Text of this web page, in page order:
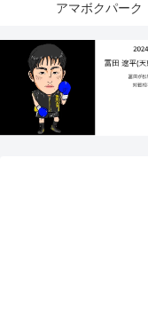
アマボクパーク